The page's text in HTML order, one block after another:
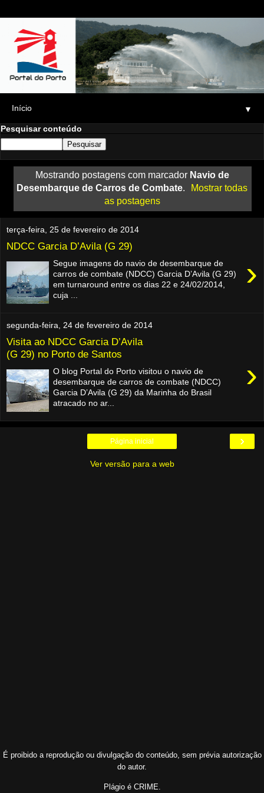
▼
Pesquisar conteúdo
Mostrando postagens com marcador Navio de
Desembarque de Carros de Combate.
Mostrar todas
as postagens
terça-feira, 25 de fevereiro de 2014
NDCC Garcia D’Avila (G 29)
›
Segue imagens do navio de desembarque de
carros de combate (NDCC) Garcia D’Avila (G 29)
em turnaround entre os dias 22 e 24/02/2014,
cuja ...
segunda-feira, 24 de fevereiro de 2014
Visita ao NDCC Garcia D’Avila
(G 29) no Porto de Santos
›
O blog Portal do Porto visitou o navio de
desembarque de carros de combate (NDCC)
Garcia D’Avila (G 29) da Marinha do Brasil
atracado no ar...
›
Página inicial
Ver versão para a web
É proibido a reprodução ou divulgação do conteúdo, sem prévia autorização
do autor.
Plágio é CRIME.